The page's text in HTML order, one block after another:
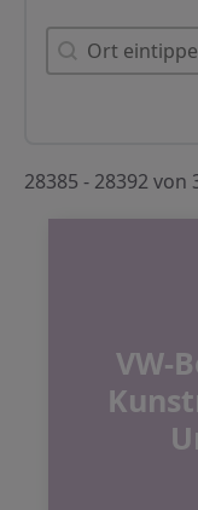
Orte
Orte
28385 - 28392 von
VW-